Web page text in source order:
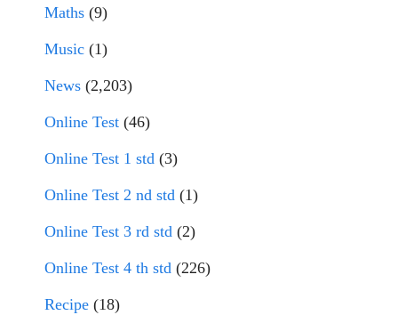
Maths (9)
Music (1)
News (2,203)
Online Test (46)
Online Test 1 std (3)
Online Test 2 nd std (1)
Online Test 3 rd std (2)
Online Test 4 th std (226)
Recipe (18)